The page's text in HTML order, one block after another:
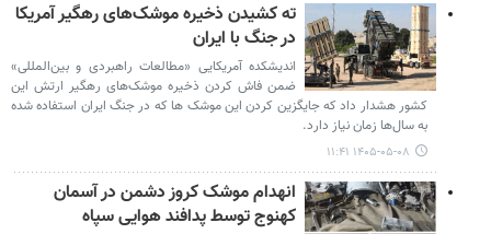
ته کشیدن ذخیره موشک‌های رهگیر آمریکا
در جنگ با ایران
اندیشکده آمریکایی «مطالعات راهبردی و بین‌المللی»
ضمن فاش کردن ذخیره موشک‌های رهگیر ارتش این
کشور هشدار داد که جایگزین کردن این موشک ها که در جنگ ایران استفاده شده
به سال‌ها زمان نیاز دارد.
۱۴۰۵-۰۵-۰۸ ۱۱:۴۱
انهدام موشک کروز دشمن در آسمان
کهنوج توسط پدافند هوایی سپاه